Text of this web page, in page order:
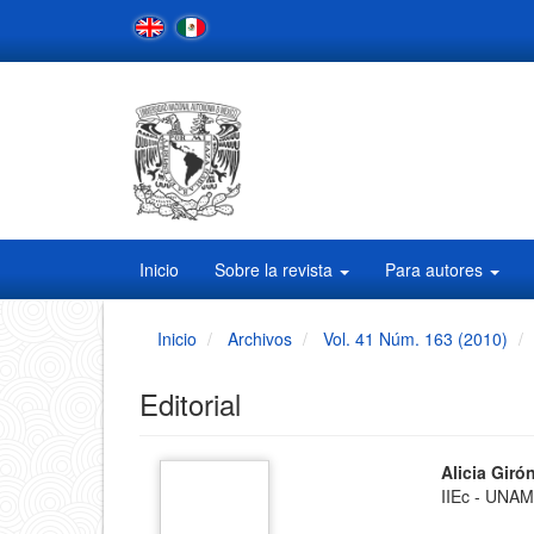
Contenido
Inicio Sobre la revista Para autores
Inicio Archivos Vol. 41 Núm. 163 (2010)
Editorial
Alicia Girón
IIEc - UNAM